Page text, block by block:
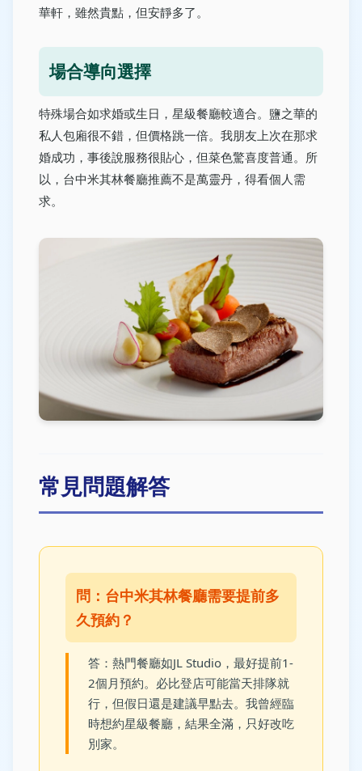
華軒，雖然貴點，但安靜多了。
場合導向選擇
特殊場合如求婚或生日，星級餐廳較適合。鹽之華的
私人包廂很不錯，但價格跳一倍。我朋友上次在那求
婚成功，事後說服務很貼心，但菜色驚喜度普通。所
以，台中米其林餐廳推薦不是萬靈丹，得看個人需
求。
常見問題解答
問：台中米其林餐廳需要提前多
久預約？
答：熱門餐廳如JL Studio，最好提前1-
2個月預約。必比登店可能當天排隊就
行，但假日還是建議早點去。我曾經臨
時想約星級餐廳，結果全滿，只好改吃
別家。